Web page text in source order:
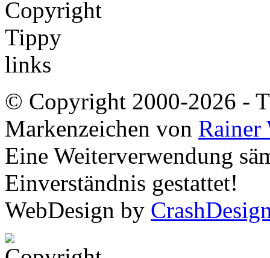
© Copyright 2000-2026 -
Markenzeichen von Rainer
Eine Weiterverwendung
Einverständnis gestattet!
WebDesign by